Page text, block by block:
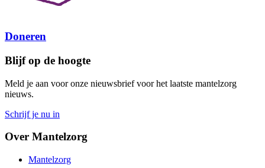
Doneren
Blijf op de hoogte
Meld je aan voor onze nieuwsbrief voor het laatste mantelzorg
nieuws.
Schrijf je nu in
Over Mantelzorg
Mantelzorg